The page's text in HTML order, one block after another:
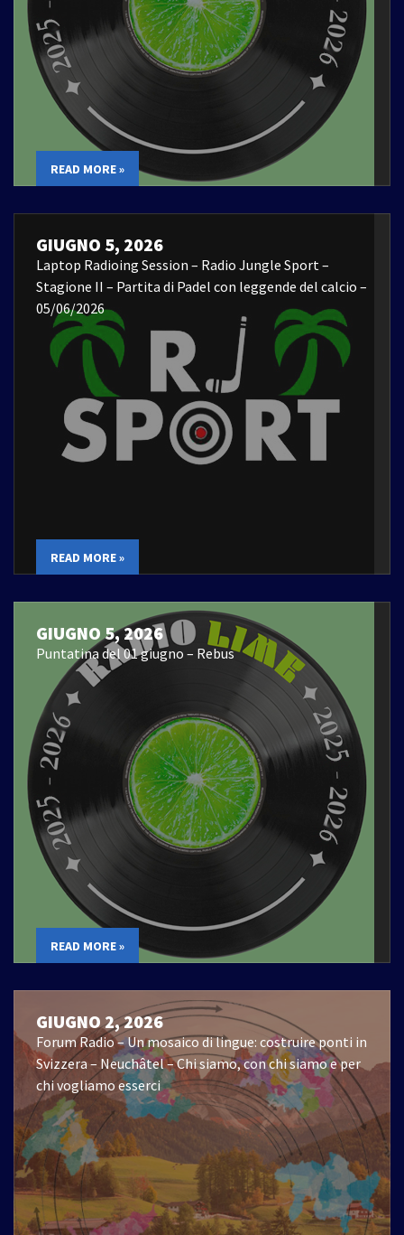
READ MORE »
GIUGNO 5, 2026
Laptop Radioing Session – Radio Jungle Sport –
Stagione II – Partita di Padel con leggende del calcio –
05/06/2026
READ MORE »
GIUGNO 5, 2026
Puntatina del 01 giugno – Rebus
READ MORE »
GIUGNO 2, 2026
Forum Radio – Un mosaico di lingue: costruire ponti in
Svizzera – Neuchâtel – Chi siamo, con chi siamo e per
chi vogliamo esserci